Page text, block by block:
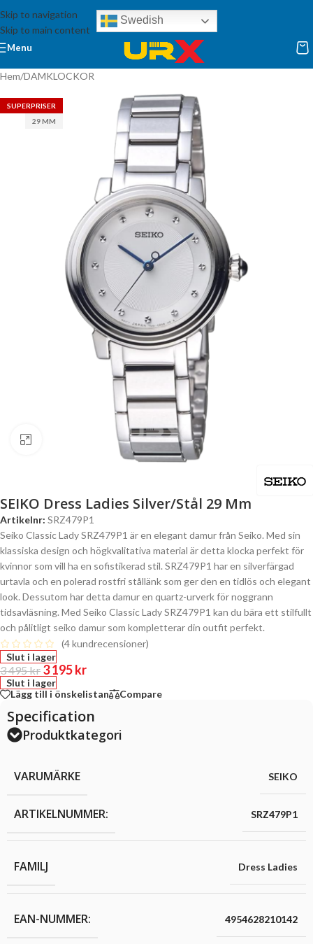
Skip to navigation
Skip to main content
Swedish
Menu
Hem/DAMKLOCKOR
SUPERPRISER
29 MM
SEIKO Dress Ladies Silver/Stål 29 Mm
Artikelnr: SRZ479P1
Seiko Classic Lady SRZ479P1 är en elegant damur från Seiko. Med sin
klassiska design och högkvalitativa material är detta klocka perfekt för
kvinnor som vill ha en sofistikerad stil. SRZ479P1 har en silverfärgad
urtavla och en polerad rostfri stållänk som ger den en tidlös och elegant
look. Dessutom har detta damur en quartz-urverk för noggrann
tidsavläsning. Med Seiko Classic Lady SRZ479P1 kan du bära ett stilfullt
och pålitligt seiko damur som kompletterar din outfit perfekt.
(4kundrecensioner)
Slut i lager
3 495kr 3 195kr
Slut i lager
Lägg till i önskelistan
Compare
Specification
Produktkategori
VARUMÄRKE SEIKO
ARTIKELNUMMER: SRZ479P1
FAMILJ Dress Ladies
EAN-NUMMER: 4954628210142